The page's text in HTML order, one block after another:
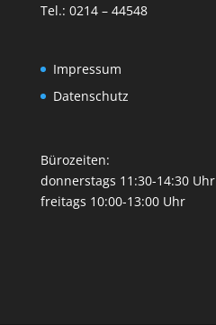
Tel.: 0214 – 44548
Impressum
Datenschutz
Bürozeiten:
donnerstags 11:30-14:30 Uhr
freitags 10:00-13:00 Uhr